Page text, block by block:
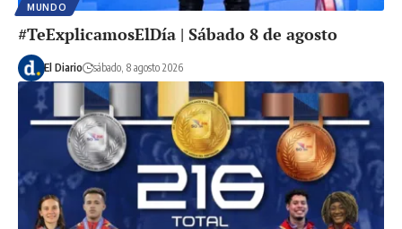
MUNDO
#TeExplicamosElDía | Sábado 8 de agosto
El Diario sábado, 8 agosto 2026